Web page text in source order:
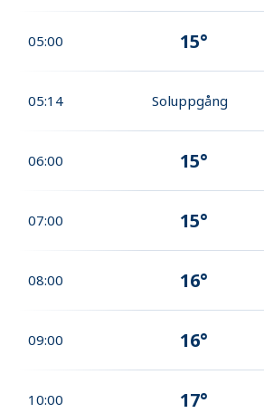
05:00 15°
05:14 Soluppgång
06:00 15°
07:00 15°
08:00 16°
09:00 16°
10:00 17°